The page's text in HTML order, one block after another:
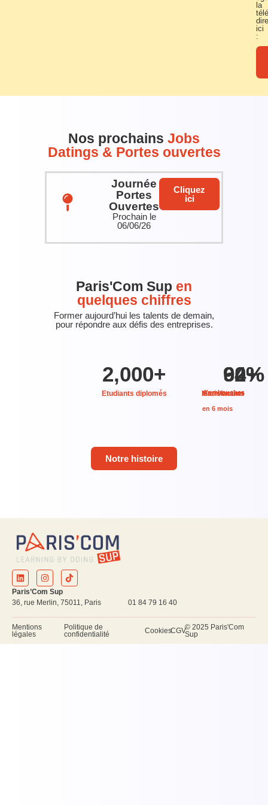
la
ici
:
Nos prochains Jobs
Datings & Portes ouvertes
Journée
Portes
Ouvertes
Prochain le
06/06/26
Cliquez
ici
Paris'Com Sup en
quelques chiffres
Former aujourd’hui les talents de demain,
pour répondre aux défis des entreprises.
Etudiants diplomés
2,000+
d'embauches
en 6 mois
92%
Intervenants
60+
Satisfaction
94%
Notre histoire
Paris’Com Sup
36, rue Merlin, 75011, Paris 01 84 79 16 40
Mentions
légales
Politique de
confidentialité
CookiesCGV© 2025 Paris'Com
Sup